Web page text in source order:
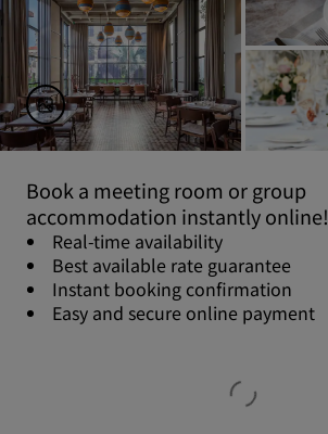
Book a meeting room or group
accommodation instantly online!
Real-time availability
Best available rate guarantee
Instant booking confirmation
Easy and secure online payment